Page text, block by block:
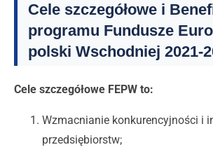
Cele szczegółowe i
programu Fundusze
polski Wschodniej 2021-
Cele szczegółowe FEPW to:
Wzmacnianie konkurencyjności i
przedsiębiorstw;